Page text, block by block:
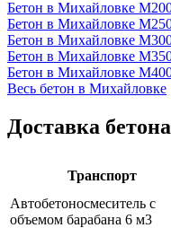
Бетон в Михайловке
Бетон в Михайловке
Бетон в Михайловке
Бетон в Михайловке
Бетон в Михайловке
Весь бетон в Михайловке
Доставка
Транспорт
Автобетоносмеситель с
объемом барабана 6 м3